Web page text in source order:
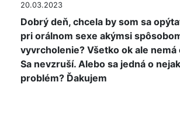
20.03.2023
Dobrý deň, chcela by som sa
pri orálnom sexe akýmsi
vyvrcholenie? Všetko ok ale nemá
Sa nevzruší. Alebo sa jedná o
problém? Ďakujem